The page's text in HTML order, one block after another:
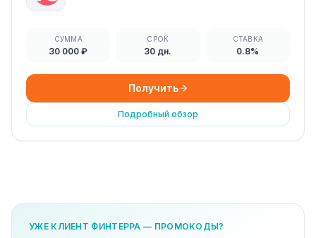
СУММА
30 000 ₽
СРОК
30 дн.
СТАВКА
0.8%
Получить
Подробный обзор
УЖЕ КЛИЕНТ ФИНТЕРРА — ПРОМОКОДЫ?